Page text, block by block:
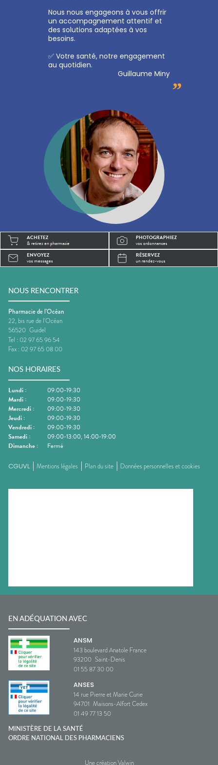
Nous nous engageons à vous offrir
un accompagnement attentif et
des solutions adaptées à vos
besoins.
✅ Votre santé, notre engagement
au quotidien.
Guillaume Miny
”
ACHETEZ
& retirez en pharmacie
PHOTOGRAPHIEZ
vos ordonnances
ENVOYEZ
vos messages
RÉSERVEZ
un rendez-vous
NOUS RENCONTRER
Pharmacie de l'Océan
22, bis rue de l'Océan
56520 Guidel
Tel : 02 97 65 96 54
Fax : 02 97 65 08 00
NOS HORAIRES
Lundi :
09:00-19:30
Mardi :
09:00-19:30
Mercredi :
09:00-19:30
Jeudi :
09:00-19:30
Vendredi :
09:00-19:30
Samedi :
09:00-13:00, 14:00-19:00
Dimanche : Fermé
CGUVL Mentions légales Plan du site Données personnelles et cookies
EN ADÉQUATION AVEC
ANSM
143 boulevard Anatole France
93200 Saint-Denis
01 55 87 30 00
ANSES
14 rue Pierre et Marie Curie
94701 Maisons-Alfort Cedex
01 49 77 13 50
MINISTÈRE DE LA SANTÉ
ORDRE NATIONAL DES PHARMACIENS
Une création Valwin